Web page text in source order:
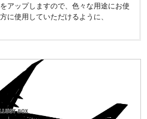
アップしますので、色々な用途にお使
に使用していただけるように、